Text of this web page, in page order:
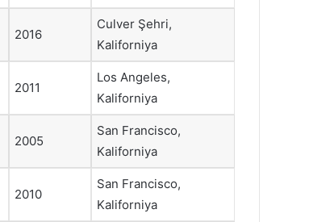
2016
Culver Şehri,
Kaliforniya
2011
Los Angeles,
Kaliforniya
2005
San Francisco,
Kaliforniya
2010
San Francisco,
Kaliforniya